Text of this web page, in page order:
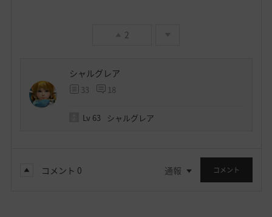
2
シャルグレア
33 18
Lv 63 シャルグレア
コメント 0 通報 コメント